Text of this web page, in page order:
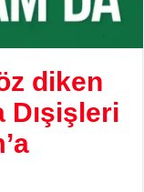
diken
Dışişleri